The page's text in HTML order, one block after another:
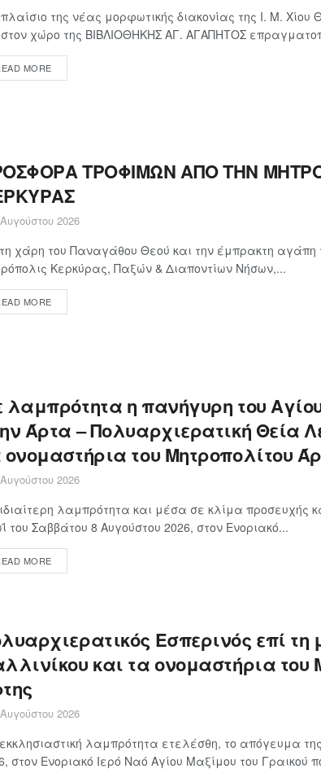
της νέας μορφωτικής διακονίας της Ι. Μ.
στον χώρο της ΒΙΒΛΙΟΘΗΚΗΣ ΑΓ. ΑΓΑΠΗΤΟΣ
MORE
ΤΡΟΦΙΜΩΝ ΑΠΟ ΤΗΝ
2026
χάρη του Παναγάθου Θεού και την έμπρακτη
Κερκύρας, Παξών & Διαποντίων Νήσων,...
MORE
λαμπρότητα η πανήγυρη του
Άρτα – Πολυαρχιερατική Θεία
ονομαστήρια του Μητροπολίτου
2026
λαμπρότητα και μέσα σε κλίμα προσευχής
του Σαββάτου 8 Αυγούστου 2026, στον Ενοριακό...
MORE
Εσπερινός επί τη
και τα ονομαστήρια του
2026
λαμπρότητα ετελέσθη, το απόγευμα
στον Ενοριακό Ιερό Ναό Αγίου Μαξίμου του Γραικού